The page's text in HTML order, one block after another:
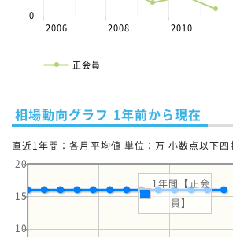
2006 2008 2010
0
正会員
相場動向グラフ 1年前から現在
直近1年間：各月平均値 単位：万 小数点以下四
10
15
20
1年間【正会
員】